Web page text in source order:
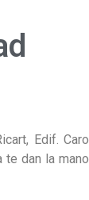
Edif. Caro
te dan la mano